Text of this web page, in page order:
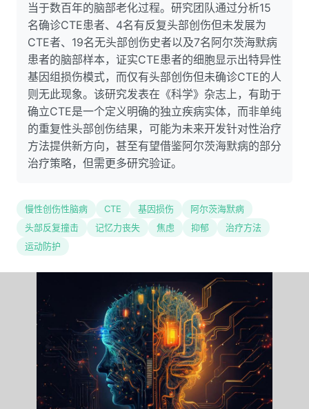
当于数百年的脑部老化过程。研究团队通过分析15
名确诊CTE患者、4名有反复头部创伤但未发展为
CTE者、19名无头部创伤史者以及7名阿尔茨海默病
患者的脑部样本，证实CTE患者的细胞显示出特异性
基因组损伤模式，而仅有头部创伤但未确诊CTE的人
则无此现象。该研究发表在《科学》杂志上，有助于
确立CTE是一个定义明确的独立疾病实体，而非单纯
的重复性头部创伤结果，可能为未来开发针对性治疗
方法提供新方向，甚至有望借鉴阿尔茨海默病的部分
治疗策略，但需更多研究验证。
慢性创伤性脑病 CTE 基因损伤
阿尔茨海默病
头部反复撞击
记忆力丧失 焦虑 抑郁
治疗方法
运动防护